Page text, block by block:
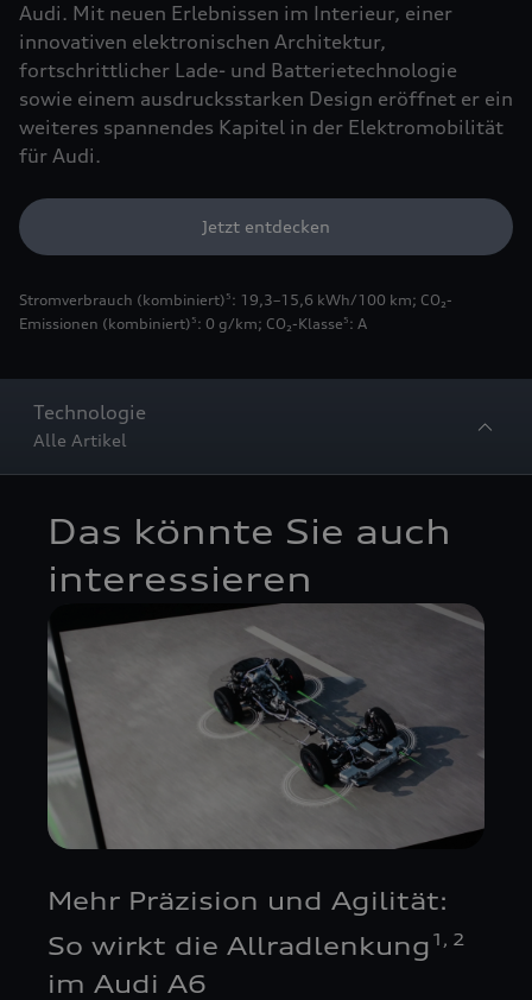
Audi. Mit neuen Erlebnissen im Interieur, einer
innovativen elektronischen Architektur,
fortschrittlicher Lade- und Batterietechnologie
sowie einem ausdrucksstarken Design eröffnet er ein
weiteres spannendes Kapitel in der Elektromobilität
für Audi.
Jetzt entdecken
Stromverbrauch (kombiniert) 5 : 19,3–15,6 kWh/100 km; CO₂-
Emissionen (kombiniert) 5 : 0 g/km; CO₂-Klasse 5 : A
Technologie
Alle Artikel
Das könnte Sie auch
interessieren
Mehr Präzision und Agilität:
So wirkt die Allradlenkung 1 , 2
im Audi A6